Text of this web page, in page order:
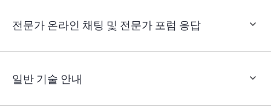
전문가 온라인 채팅 및 전문가 포럼 응답
일반 기술 안내